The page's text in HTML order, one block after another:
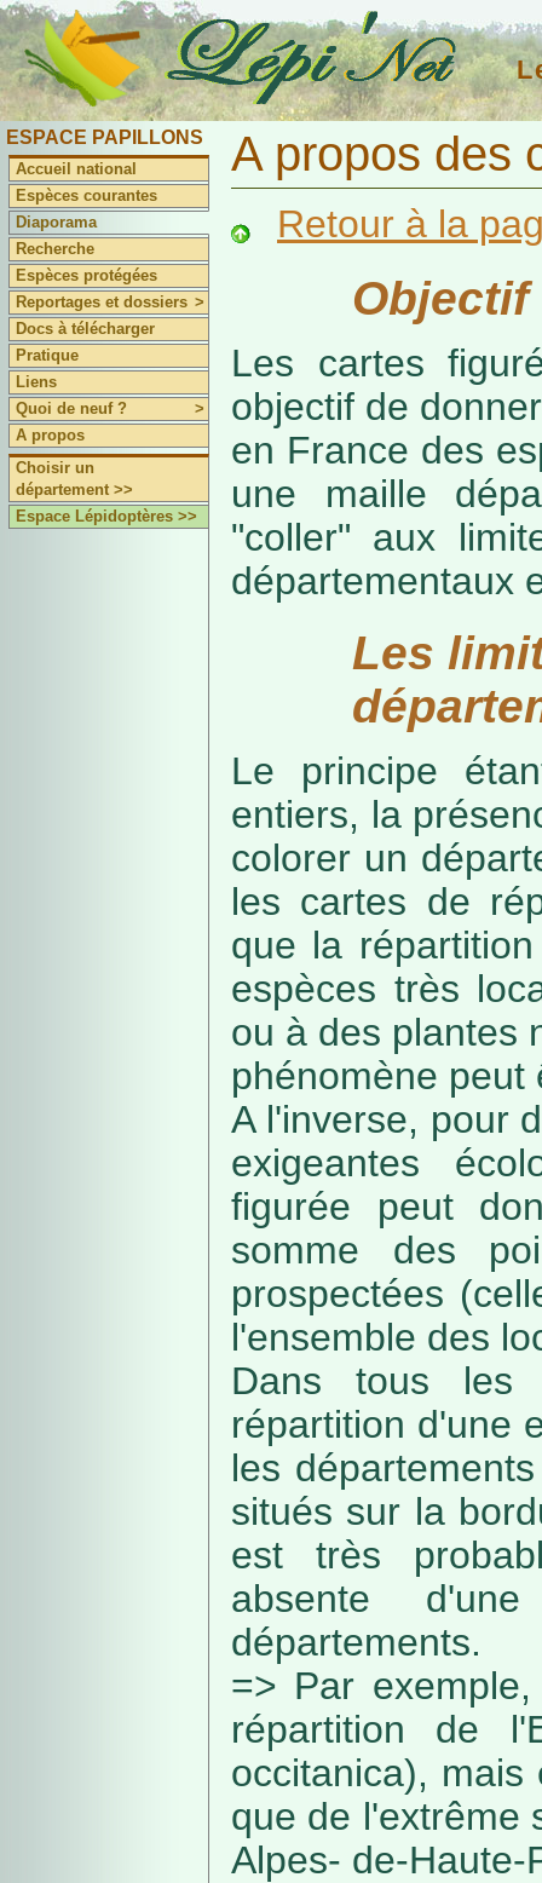
ESPACE PAPILLONS
Accueil national
Espèces courantes
Diaporama
Recherche
Espèces protégées
Reportages et dossiers >
Docs à télécharger
Pratique
Liens
Quoi de neuf ?
>
A propos
Choisir un
département >>
Espace Lépidoptères >>
A propos des
Retour à la
Objectif
Les cartes
objectif de
en France des
une maille
"coller" aux
départementaux
Les
Le principe
entiers, la
colorer un
les cartes de
que la
espèces très
ou à des plantes
phénomène peut
A l'inverse, pour
exigeantes
figurée peut
somme des
prospectées
l'ensemble des
Dans tous les
répartition d'une
les
situés sur la
est très
absente
départements.
=> Par
répartition de
occitanica),
que de l'extrême
Alpes- de-Haute-